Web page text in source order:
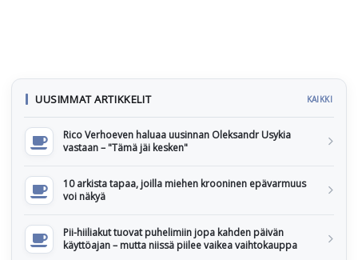
UUSIMMAT ARTIKKELIT KAIKKI
Rico Verhoeven haluaa uusinnan Oleksandr Usykia
vastaan – "Tämä jäi kesken"
10 arkista tapaa, joilla miehen krooninen epävarmuus
voi näkyä
Pii-hiiliakut tuovat puhelimiin jopa kahden päivän
käyttöajan – mutta niissä piilee vaikea vaihtokauppa